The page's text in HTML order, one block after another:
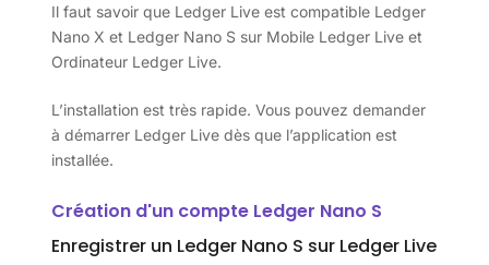
Il faut savoir que Ledger Live est compatible Ledger
Nano X et Ledger Nano S sur Mobile Ledger Live et
Ordinateur Ledger Live.
L’installation est très rapide. Vous pouvez demander
à démarrer Ledger Live dès que l’application est
installée.
Création d'un compte Ledger Nano S
Enregistrer un Ledger Nano S sur Ledger Live